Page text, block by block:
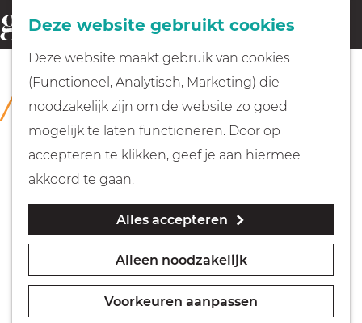
Deze website gebruikt cookies
Deze website maakt gebruik van cookies
(Functioneel, Analytisch, Marketing) die
noodzakelijk zijn om de website zo goed
mogelijk te laten functioneren. Door op
accepteren te klikken, geef je aan hiermee
akkoord te gaan.
Alles accepteren
Alleen noodzakelijk
Voorkeuren aanpassen
G
a
Fietsen
Wandelen
Geocachen
Naar het museum
o
e
k
e
n
COLLECTIE
Huizer Museum